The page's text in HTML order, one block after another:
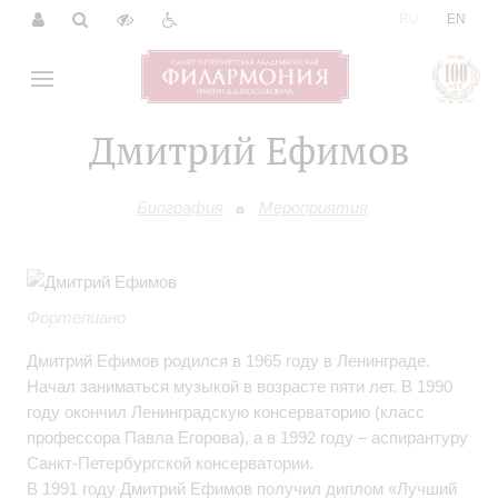
EN
Дмитрий Ефимов
Биография Мероприятия
Фортепиано
Дмитрий Ефимов родился в 1965 году в Ленинграде.
Начал заниматься музыкой в возрасте пяти лет. В 1990
году окончил Ленинградскую консерваторию (класс
профессора Павла Егорова), а в 1992 году – аспирантуру
Санкт-Петербургской консерватории.
В 1991 году Дмитрий Ефимов получил диплом «Лучший